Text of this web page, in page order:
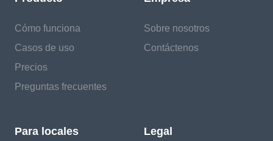
Cómo funciona
Casos de uso
Precios
Preguntas frecuentes
Sobre nosotros
Contáctenos
Para locales Legal